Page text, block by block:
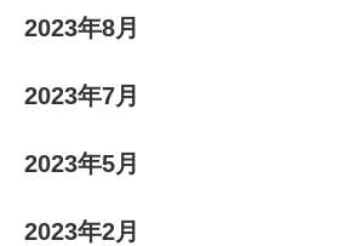
2023年8月
2023年7月
2023年5月
2023年2月